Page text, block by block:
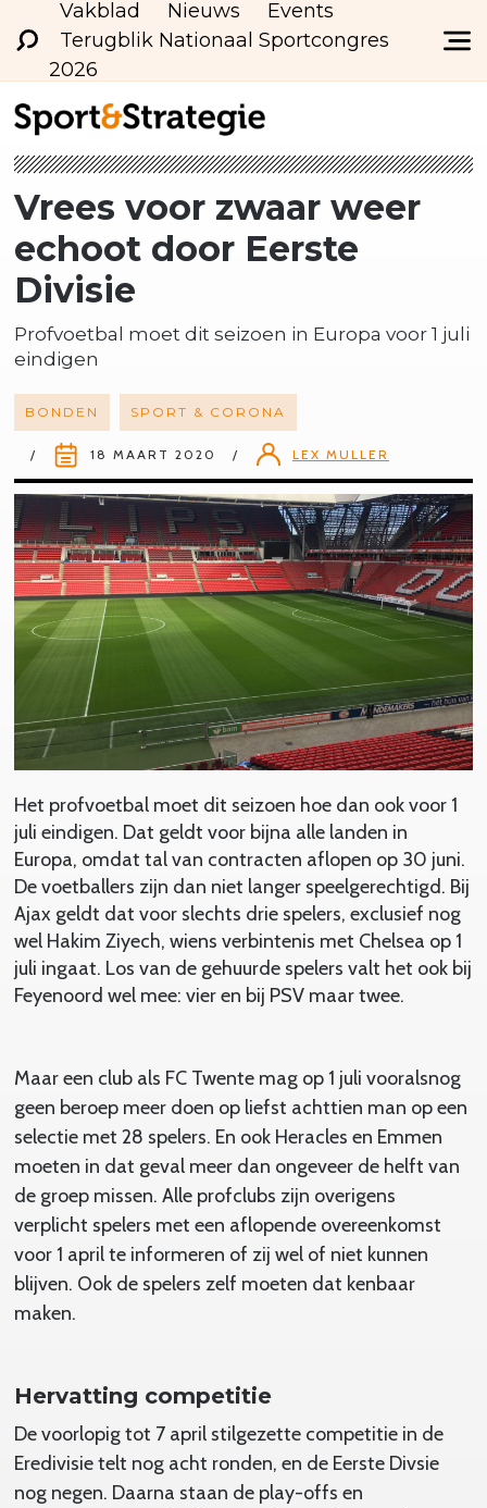
Vakblad Nieuws
Events
Terugblik Nationaal Sportcongres
2026
Vrees voor zwaar weer
echoot door Eerste
Divisie
Profvoetbal moet dit seizoen in Europa voor 1 juli
eindigen
BONDEN SPORT & CORONA
18 MAART 2020 LEX MULLER
Het profvoetbal moet dit seizoen hoe dan ook voor 1
juli eindigen. Dat geldt voor bijna alle landen in
Europa, omdat tal van contracten aflopen op 30 juni.
De voetballers zijn dan niet langer speelgerechtigd. Bij
Ajax geldt dat voor slechts drie spelers, exclusief nog
wel Hakim Ziyech, wiens verbintenis met Chelsea op 1
juli ingaat. Los van de gehuurde spelers valt het ook bij
Feyenoord wel mee: vier en bij PSV maar twee.
Maar een club als FC Twente mag op 1 juli vooralsnog
geen beroep meer doen op liefst achttien man op een
selectie met 28 spelers. En ook Heracles en Emmen
moeten in dat geval meer dan ongeveer de helft van
de groep missen. Alle profclubs zijn overigens
verplicht spelers met een aflopende overeenkomst
voor 1 april te informeren of zij wel of niet kunnen
blijven. Ook de spelers zelf moeten dat kenbaar
maken.
Hervatting competitie
De voorlopig tot 7 april stilgezette competitie in de
Eredivisie telt nog acht ronden, en de Eerste Divsie
nog negen. Daarna staan de play-offs en